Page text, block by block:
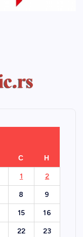
С Н
1 2
8 9
15 16
22 23